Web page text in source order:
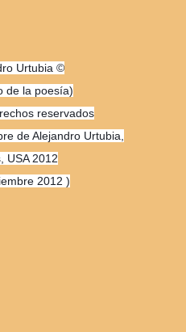
Urtubia ©
de la poesía)
reservados
de Alejandro Urtubia,
USA 2012
2012 )